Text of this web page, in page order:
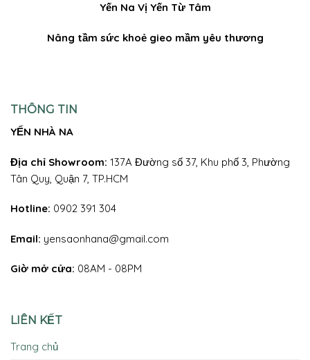
Yến Na Vị Yến Từ Tâm
Nâng tầm sức khoẻ gieo mầm yêu thương
THÔNG TIN
YẾN NHÀ NA
Địa chỉ Showroom: 137A Đường số 37, Khu phố 3, Phường
Tân Quy, Quận 7, TP.HCM
Hotline: 0902 391 304
Email: yensaonhana@gmail.com
Giờ mở cửa: 08AM - 08PM
LIÊN KẾT
Trang chủ